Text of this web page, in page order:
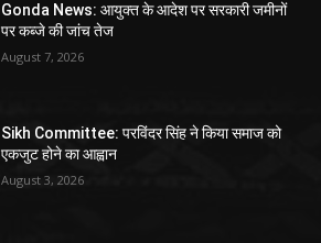
Gonda News: आयुक्त के आदेश पर सरकारी जमीनों
पर कब्जे की जांच तेज
August 7, 2026
Sikh Committee: परविंदर सिंह ने किया समाज को
एकजुट होने का आह्वान
August 3, 2026